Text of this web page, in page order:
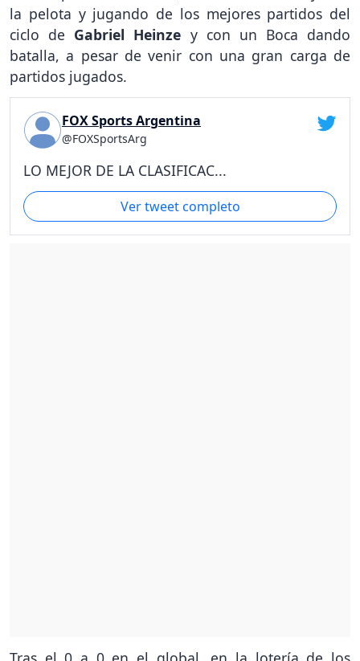
la pelota y jugando de los mejores partidos del
ciclo de Gabriel Heinze y con un Boca dando
batalla, a pesar de venir con una gran carga de
partidos jugados.
FOX Sports Argentina
@FOXSportsArg
LO MEJOR DE LA CLASIFICAC...
Ver tweet completo